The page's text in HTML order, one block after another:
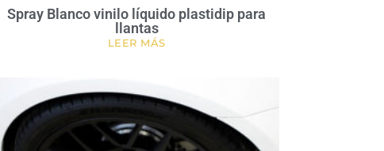
Spray Blanco vinilo líquido plastidip para
llantas
LEER MÁS